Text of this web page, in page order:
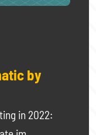
by
in 2022: